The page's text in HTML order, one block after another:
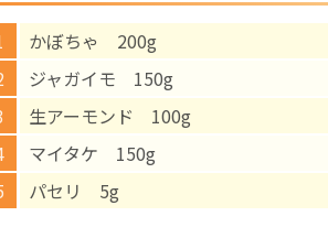
かぼちゃ 200g
ジャガイモ 150g
生アーモンド 100g
マイタケ 150g
パセリ 5g
‘さんルーム’ で
遠方にお住まいで当院
医師プ